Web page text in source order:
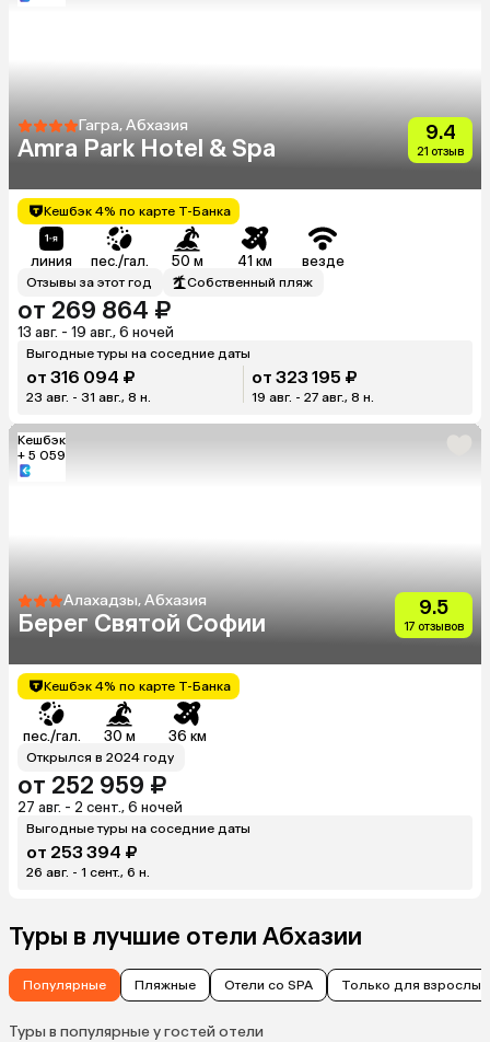
Гагра, Абхазия
Amra Park Hotel & Spa
9.4
21 отзыв
Кешбэк 4% по карте Т-Банка
линия пес./гал. 50 м 41 км везде
Отзывы за этот год Собственный пляж
от 269 864 ₽
13 авг. - 19 авг., 6 ночей
Выгодные туры на соседние даты
от 316 094 ₽
23 авг. - 31 авг., 8 н.
от 323 195 ₽
19 авг. - 27 авг., 8 н.
Кешбэк
+ 5 059
Алахадзы, Абхазия
Берег Святой Софии
9.5
17 отзывов
Кешбэк 4% по карте Т-Банка
пес./гал. 30 м 36 км
Открылся в 2024 году
от 252 959 ₽
27 авг. - 2 сент., 6 ночей
Выгодные туры на соседние даты
от 253 394 ₽
26 авг. - 1 сент., 6 н.
Туры в лучшие отели Абхазии
Популярные Пляжные Отели со SPA Только для взрослых
Туры в популярные у гостей отели